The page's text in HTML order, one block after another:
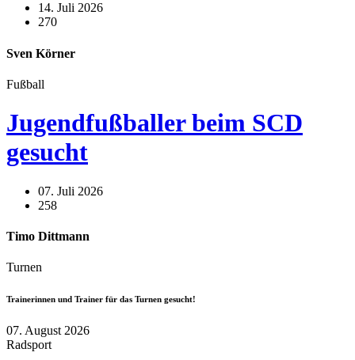
14. Juli 2026
270
Sven Körner
Fußball
Jugendfußballer beim SCD
gesucht
07. Juli 2026
258
Timo Dittmann
Turnen
Trainerinnen und Trainer für das Turnen gesucht!
07. August 2026
Radsport